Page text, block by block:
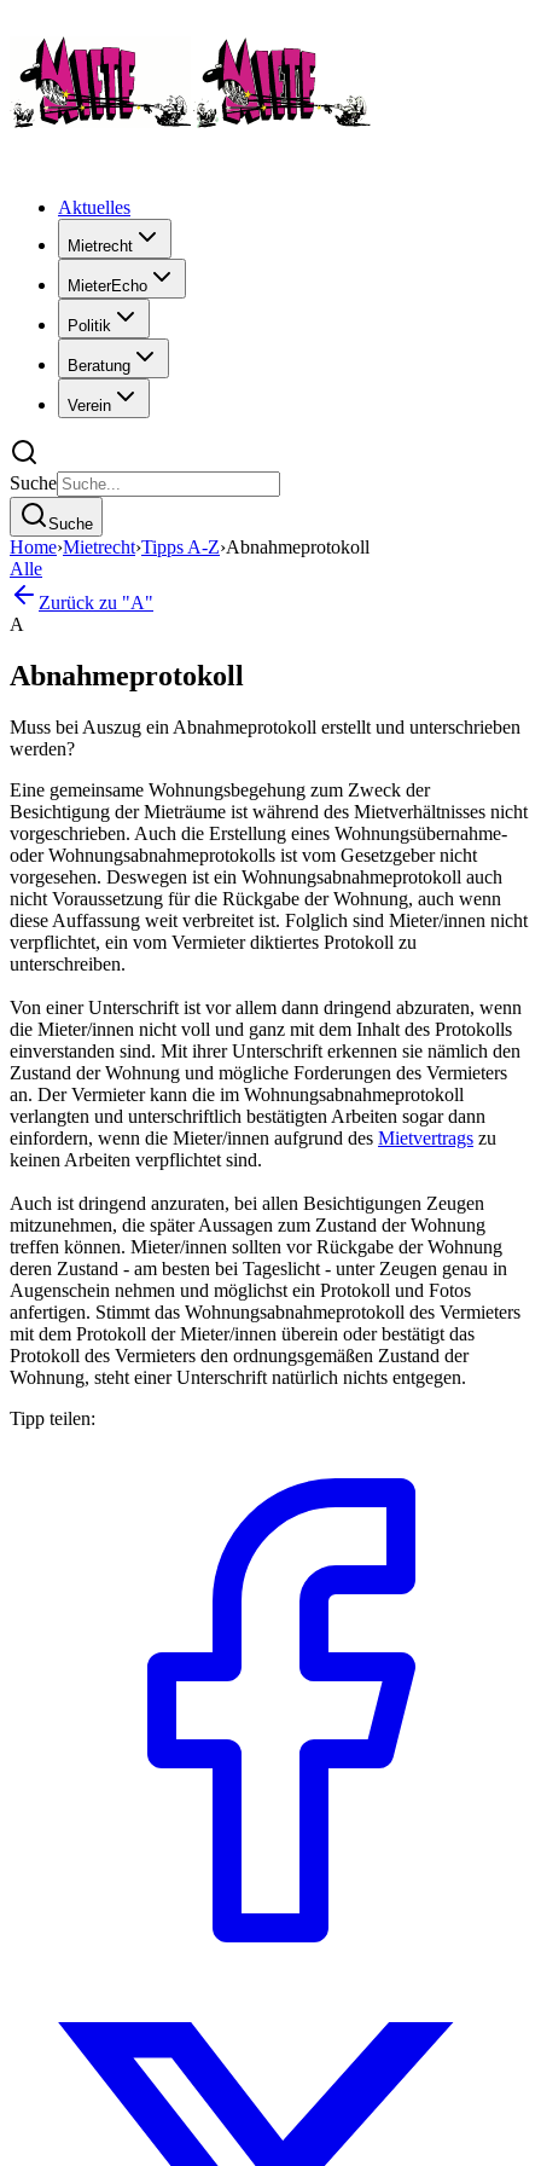
Aktuelles
Mietrecht
MieterEcho
Politik
Beratung
Verein
Suche
Suche
Home›Mietrecht›Tipps A-Z›Abnahmeprotokoll
Alle
Zurück zu "A"
A
Abnahmeprotokoll
Muss bei Auszug ein Abnahmeprotokoll erstellt und unterschrieben
werden?
Eine gemeinsame Wohnungsbegehung zum Zweck der
Besichtigung der Mieträume ist während des Mietverhältnisses nicht
vorgeschrieben. Auch die Erstellung eines Wohnungsübernahme-
oder Wohnungsabnahmeprotokolls ist vom Gesetzgeber nicht
vorgesehen. Deswegen ist ein Wohnungsabnahmeprotokoll auch
nicht Voraussetzung für die Rückgabe der Wohnung, auch wenn
diese Auffassung weit verbreitet ist. Folglich sind Mieter/innen nicht
verpflichtet, ein vom Vermieter diktiertes Protokoll zu
unterschreiben.
Von einer Unterschrift ist vor allem dann dringend abzuraten, wenn
die Mieter/innen nicht voll und ganz mit dem Inhalt des Protokolls
einverstanden sind. Mit ihrer Unterschrift erkennen sie nämlich den
Zustand der Wohnung und mögliche Forderungen des Vermieters
an. Der Vermieter kann die im Wohnungsabnahmeprotokoll
verlangten und unterschriftlich bestätigten Arbeiten sogar dann
einfordern, wenn die Mieter/innen aufgrund des Mietvertrags zu
keinen Arbeiten verpflichtet sind.
Auch ist dringend anzuraten, bei allen Besichtigungen Zeugen
mitzunehmen, die später Aussagen zum Zustand der Wohnung
treffen können. Mieter/innen sollten vor Rückgabe der Wohnung
deren Zustand - am besten bei Tageslicht - unter Zeugen genau in
Augenschein nehmen und möglichst ein Protokoll und Fotos
anfertigen. Stimmt das Wohnungsabnahmeprotokoll des Vermieters
mit dem Protokoll der Mieter/innen überein oder bestätigt das
Protokoll des Vermieters den ordnungsgemäßen Zustand der
Wohnung, steht einer Unterschrift natürlich nichts entgegen.
Tipp teilen: